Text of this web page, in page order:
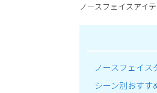
ノースフェイスアイ
ノースフェイス
シーン別おすす